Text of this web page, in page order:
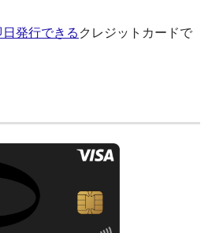
発行できる クレジットカードで